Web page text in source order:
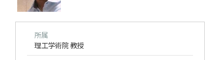
所属
理工学術院 教授